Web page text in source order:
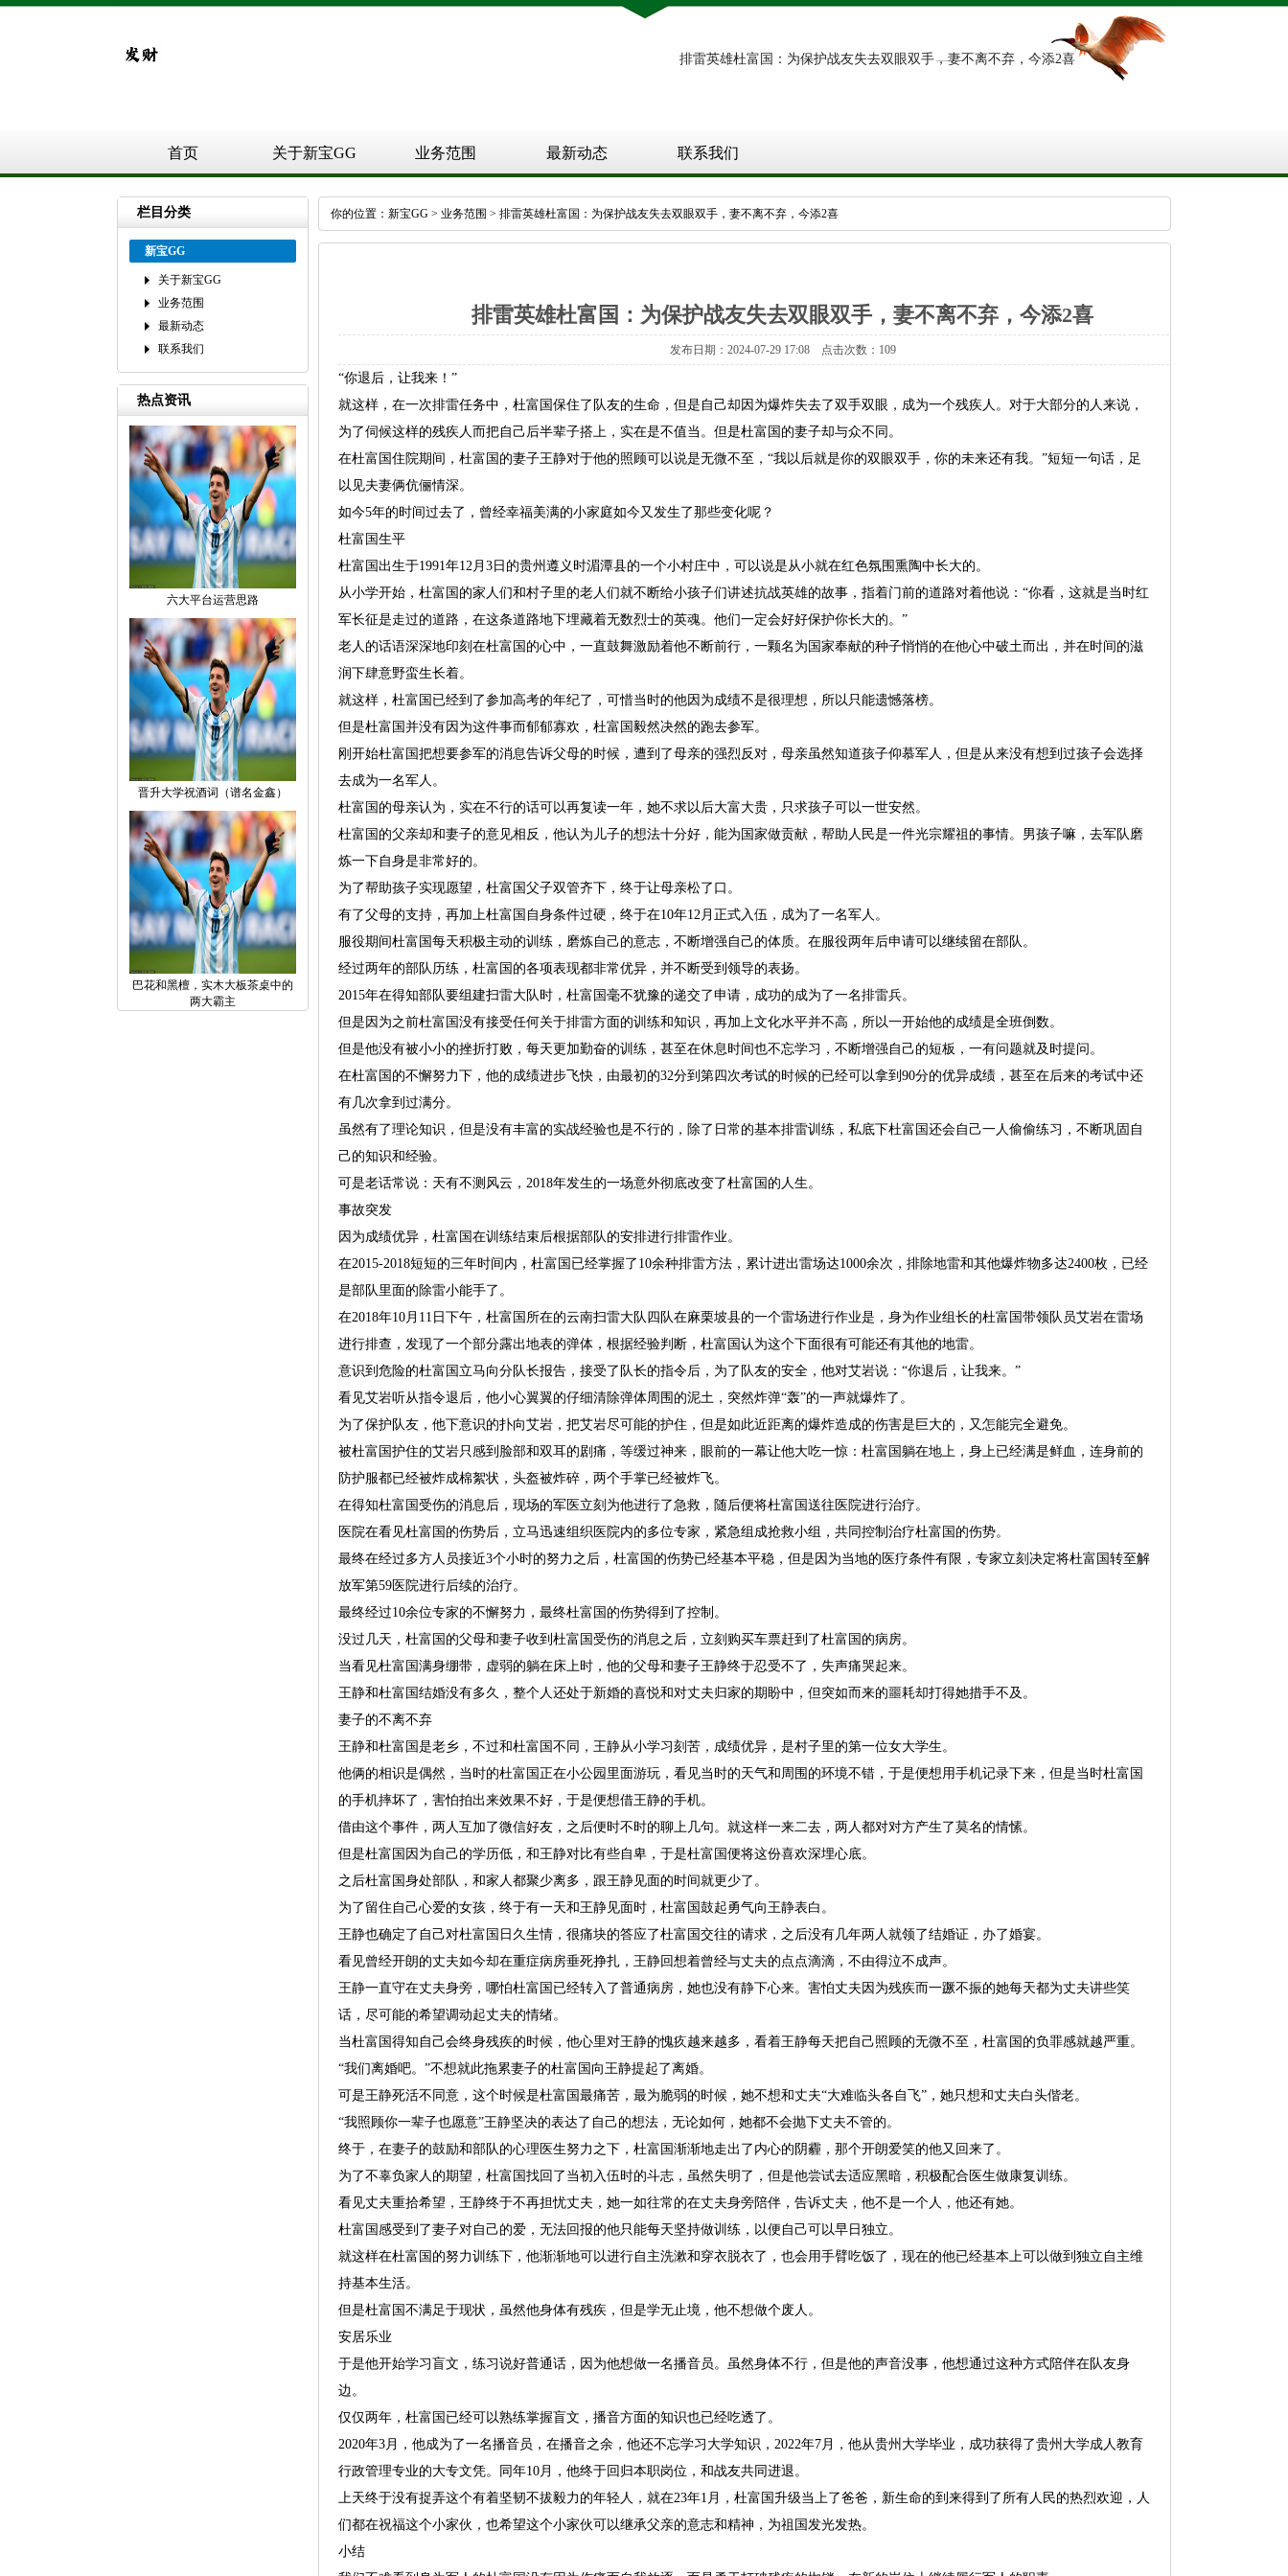
排雷英雄杜富国：为保护战友失去双眼双手，妻不离不弃，今添2喜
首页 关于新宝GG 业务范围 最新动态 联系我们
栏目分类
新宝GG
关于新宝GG
业务范围
最新动态
联系我们
热点资讯
六大平台运营思路
晋升大学祝酒词（谱名金鑫）
巴花和黑檀，实木大板茶桌中的
两大霸主
你的位置： 新宝GG > 业务范围 > 排雷英雄杜富国：为保护战友失去双眼双手，妻不离不弃，今添2喜
排雷英雄杜富国：为保护战友失去双眼双手，妻不离不弃，今添2喜
发布日期：2024-07-29 17:08 点击次数：109
“你退后，让我来！”
就这样，在一次排雷任务中，杜富国保住了队友的生命，但是自己却因为爆炸失去了双手双眼，成为一个残疾人。对于大部分的人来说，
为了伺候这样的残疾人而把自己后半辈子搭上，实在是不值当。但是杜富国的妻子却与众不同。
在杜富国住院期间，杜富国的妻子王静对于他的照顾可以说是无微不至，“我以后就是你的双眼双手，你的未来还有我。”短短一句话，足
以见夫妻俩伉俪情深。
如今5年的时间过去了，曾经幸福美满的小家庭如今又发生了那些变化呢？
杜富国生平
杜富国出生于1991年12月3日的贵州遵义时湄潭县的一个小村庄中，可以说是从小就在红色氛围熏陶中长大的。
从小学开始，杜富国的家人们和村子里的老人们就不断给小孩子们讲述抗战英雄的故事，指着门前的道路对着他说：“你看，这就是当时红
军长征是走过的道路，在这条道路地下埋藏着无数烈士的英魂。他们一定会好好保护你长大的。”
老人的话语深深地印刻在杜富国的心中，一直鼓舞激励着他不断前行，一颗名为国家奉献的种子悄悄的在他心中破土而出，并在时间的滋
润下肆意野蛮生长着。
就这样，杜富国已经到了参加高考的年纪了，可惜当时的他因为成绩不是很理想，所以只能遗憾落榜。
但是杜富国并没有因为这件事而郁郁寡欢，杜富国毅然决然的跑去参军。
刚开始杜富国把想要参军的消息告诉父母的时候，遭到了母亲的强烈反对，母亲虽然知道孩子仰慕军人，但是从来没有想到过孩子会选择
去成为一名军人。
杜富国的母亲认为，实在不行的话可以再复读一年，她不求以后大富大贵，只求孩子可以一世安然。
杜富国的父亲却和妻子的意见相反，他认为儿子的想法十分好，能为国家做贡献，帮助人民是一件光宗耀祖的事情。男孩子嘛，去军队磨
炼一下自身是非常好的。
为了帮助孩子实现愿望，杜富国父子双管齐下，终于让母亲松了口。
有了父母的支持，再加上杜富国自身条件过硬，终于在10年12月正式入伍，成为了一名军人。
服役期间杜富国每天积极主动的训练，磨炼自己的意志，不断增强自己的体质。在服役两年后申请可以继续留在部队。
经过两年的部队历练，杜富国的各项表现都非常优异，并不断受到领导的表扬。
2015年在得知部队要组建扫雷大队时，杜富国毫不犹豫的递交了申请，成功的成为了一名排雷兵。
但是因为之前杜富国没有接受任何关于排雷方面的训练和知识，再加上文化水平并不高，所以一开始他的成绩是全班倒数。
但是他没有被小小的挫折打败，每天更加勤奋的训练，甚至在休息时间也不忘学习，不断增强自己的短板，一有问题就及时提问。
在杜富国的不懈努力下，他的成绩进步飞快，由最初的32分到第四次考试的时候的已经可以拿到90分的优异成绩，甚至在后来的考试中还
有几次拿到过满分。
虽然有了理论知识，但是没有丰富的实战经验也是不行的，除了日常的基本排雷训练，私底下杜富国还会自己一人偷偷练习，不断巩固自
己的知识和经验。
可是老话常说：天有不测风云，2018年发生的一场意外彻底改变了杜富国的人生。
事故突发
因为成绩优异，杜富国在训练结束后根据部队的安排进行排雷作业。
在2015-2018短短的三年时间内，杜富国已经掌握了10余种排雷方法，累计进出雷场达1000余次，排除地雷和其他爆炸物多达2400枚，已经
是部队里面的除雷小能手了。
在2018年10月11日下午，杜富国所在的云南扫雷大队四队在麻栗坡县的一个雷场进行作业是，身为作业组长的杜富国带领队员艾岩在雷场
进行排查，发现了一个部分露出地表的弹体，根据经验判断，杜富国认为这个下面很有可能还有其他的地雷。
意识到危险的杜富国立马向分队长报告，接受了队长的指令后，为了队友的安全，他对艾岩说：“你退后，让我来。”
看见艾岩听从指令退后，他小心翼翼的仔细清除弹体周围的泥土，突然炸弹“轰”的一声就爆炸了。
为了保护队友，他下意识的扑向艾岩，把艾岩尽可能的护住，但是如此近距离的爆炸造成的伤害是巨大的，又怎能完全避免。
被杜富国护住的艾岩只感到脸部和双耳的剧痛，等缓过神来，眼前的一幕让他大吃一惊：杜富国躺在地上，身上已经满是鲜血，连身前的
防护服都已经被炸成棉絮状，头盔被炸碎，两个手掌已经被炸飞。
在得知杜富国受伤的消息后，现场的军医立刻为他进行了急救，随后便将杜富国送往医院进行治疗。
医院在看见杜富国的伤势后，立马迅速组织医院内的多位专家，紧急组成抢救小组，共同控制治疗杜富国的伤势。
最终在经过多方人员接近3个小时的努力之后，杜富国的伤势已经基本平稳，但是因为当地的医疗条件有限，专家立刻决定将杜富国转至解
放军第59医院进行后续的治疗。
最终经过10余位专家的不懈努力，最终杜富国的伤势得到了控制。
没过几天，杜富国的父母和妻子收到杜富国受伤的消息之后，立刻购买车票赶到了杜富国的病房。
当看见杜富国满身绷带，虚弱的躺在床上时，他的父母和妻子王静终于忍受不了，失声痛哭起来。
王静和杜富国结婚没有多久，整个人还处于新婚的喜悦和对丈夫归家的期盼中，但突如而来的噩耗却打得她措手不及。
妻子的不离不弃
王静和杜富国是老乡，不过和杜富国不同，王静从小学习刻苦，成绩优异，是村子里的第一位女大学生。
他俩的相识是偶然，当时的杜富国正在小公园里面游玩，看见当时的天气和周围的环境不错，于是便想用手机记录下来，但是当时杜富国
的手机摔坏了，害怕拍出来效果不好，于是便想借王静的手机。
借由这个事件，两人互加了微信好友，之后便时不时的聊上几句。就这样一来二去，两人都对对方产生了莫名的情愫。
但是杜富国因为自己的学历低，和王静对比有些自卑，于是杜富国便将这份喜欢深埋心底。
之后杜富国身处部队，和家人都聚少离多，跟王静见面的时间就更少了。
为了留住自己心爱的女孩，终于有一天和王静见面时，杜富国鼓起勇气向王静表白。
王静也确定了自己对杜富国日久生情，很痛块的答应了杜富国交往的请求，之后没有几年两人就领了结婚证，办了婚宴。
看见曾经开朗的丈夫如今却在重症病房垂死挣扎，王静回想着曾经与丈夫的点点滴滴，不由得泣不成声。
王静一直守在丈夫身旁，哪怕杜富国已经转入了普通病房，她也没有静下心来。害怕丈夫因为残疾而一蹶不振的她每天都为丈夫讲些笑
话，尽可能的希望调动起丈夫的情绪。
当杜富国得知自己会终身残疾的时候，他心里对王静的愧疚越来越多，看着王静每天把自己照顾的无微不至，杜富国的负罪感就越严重。
“我们离婚吧。”不想就此拖累妻子的杜富国向王静提起了离婚。
可是王静死活不同意，这个时候是杜富国最痛苦，最为脆弱的时候，她不想和丈夫“大难临头各自飞”，她只想和丈夫白头偕老。
“我照顾你一辈子也愿意”王静坚决的表达了自己的想法，无论如何，她都不会抛下丈夫不管的。
终于，在妻子的鼓励和部队的心理医生努力之下，杜富国渐渐地走出了内心的阴霾，那个开朗爱笑的他又回来了。
为了不辜负家人的期望，杜富国找回了当初入伍时的斗志，虽然失明了，但是他尝试去适应黑暗，积极配合医生做康复训练。
看见丈夫重拾希望，王静终于不再担忧丈夫，她一如往常的在丈夫身旁陪伴，告诉丈夫，他不是一个人，他还有她。
杜富国感受到了妻子对自己的爱，无法回报的他只能每天坚持做训练，以便自己可以早日独立。
就这样在杜富国的努力训练下，他渐渐地可以进行自主洗漱和穿衣脱衣了，也会用手臂吃饭了，现在的他已经基本上可以做到独立自主维
持基本生活。
但是杜富国不满足于现状，虽然他身体有残疾，但是学无止境，他不想做个废人。
安居乐业
于是他开始学习盲文，练习说好普通话，因为他想做一名播音员。虽然身体不行，但是他的声音没事，他想通过这种方式陪伴在队友身
边。
仅仅两年，杜富国已经可以熟练掌握盲文，播音方面的知识也已经吃透了。
2020年3月，他成为了一名播音员，在播音之余，他还不忘学习大学知识，2022年7月，他从贵州大学毕业，成功获得了贵州大学成人教育
行政管理专业的大专文凭。同年10月，他终于回归本职岗位，和战友共同进退。
上天终于没有捉弄这个有着坚韧不拔毅力的年轻人，就在23年1月，杜富国升级当上了爸爸，新生命的到来得到了所有人民的热烈欢迎，人
们都在祝福这个小家伙，也希望这个小家伙可以继承父亲的意志和精神，为祖国发光发热。
小结